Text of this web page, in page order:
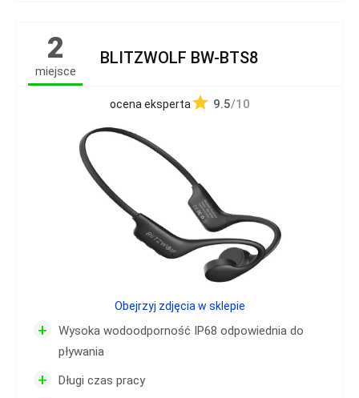
2
miejsce
BLITZWOLF BW-BTS8
ocena eksperta 9.5/10
+
Wysoka wodoodporność IP68 odpowiednia do
pływania
+ Długi czas pracy
Obejrzyj zdjęcia w sklepie